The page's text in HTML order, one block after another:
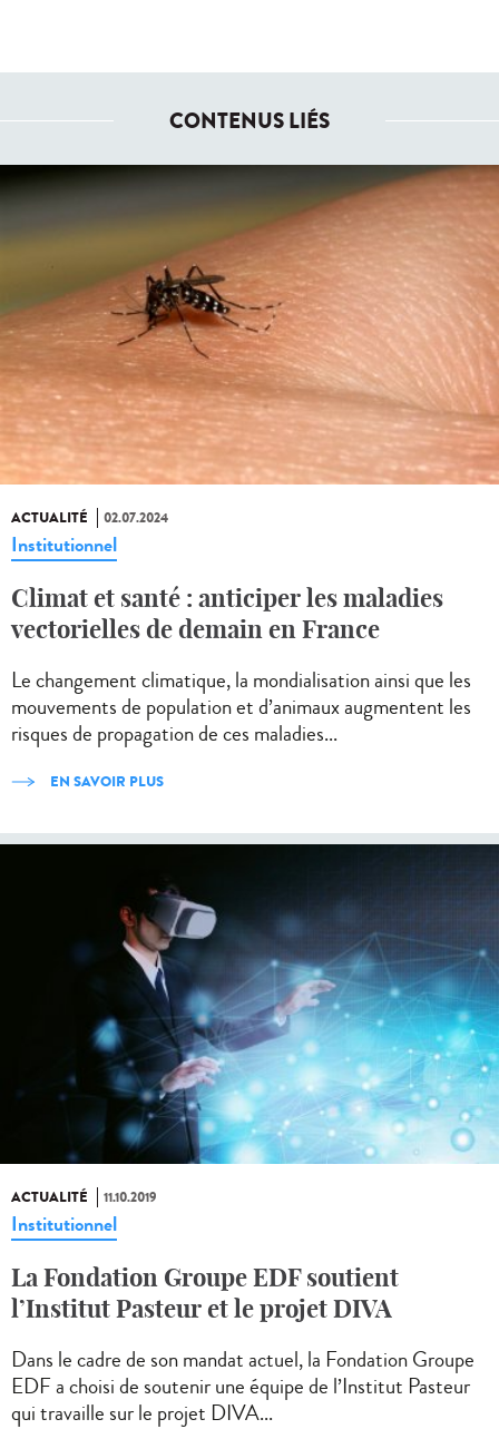
CONTENUS LIÉS
ACTUALITÉ 02.07.2024
Institutionnel
Climat et santé : anticiper les maladies
vectorielles de demain en France
Le changement climatique, la mondialisation ainsi que les
mouvements de population et d’animaux augmentent les
risques de propagation de ces maladies...
EN SAVOIR PLUS
ACTUALITÉ 11.10.2019
Institutionnel
La Fondation Groupe EDF soutient
l’Institut Pasteur et le projet DIVA
Dans le cadre de son mandat actuel, la Fondation Groupe
EDF a choisi de soutenir une équipe de l’Institut Pasteur
qui travaille sur le projet DIVA...